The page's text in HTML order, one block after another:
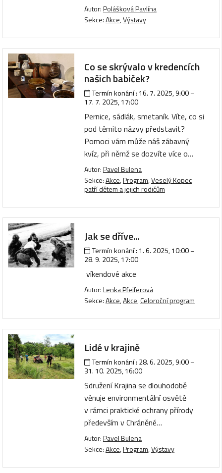
Autor:Polášková Pavlína
Sekce:Akce,Výstavy
Co se skrývalo v kredencích
našich babiček?
Termín konání : 16. 7. 2025, 9:00–
17. 7. 2025, 17:00
Pernice, sádlák, smetaník. Víte, co si
pod těmito názvy představit?
Pomoci vám může náš zábavný
kvíz, při němž se dozvíte více o…
Autor:Pavel Bulena
Sekce:Akce,Program,Veselý Kopec
patří dětem a jejich rodičům
Jak se dříve...
Termín konání : 1. 6. 2025, 10:00–
28. 9. 2025, 17:00
víkendové akce
Autor:Lenka Pfeiferová
Sekce:Akce,Akce,Celoroční program
Lidé v krajině
Termín konání : 28. 6. 2025, 9:00–
31. 10. 2025, 16:00
Sdružení Krajina se dlouhodobě
věnuje environmentální osvětě
v rámci praktické ochrany přírody
především v Chráněné…
Autor:Pavel Bulena
Sekce:Akce,Program,Výstavy